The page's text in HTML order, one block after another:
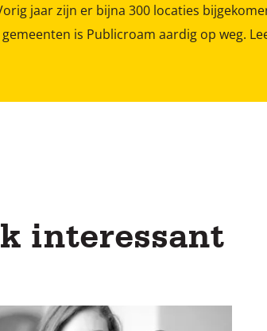
jaar zijn er bijna 300 locaties
is Publicroam aardig op weg.
interessant